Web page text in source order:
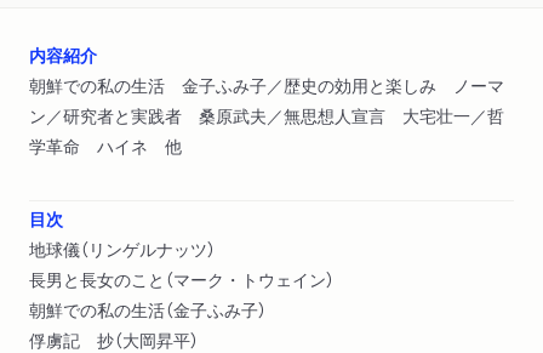
内容紹介
朝鮮での私の生活 金子ふみ子／歴史の効用と楽しみ ノーマ
ン／研究者と実践者 桑原武夫／無思想人宣言 大宅壮一／哲
学革命 ハイネ 他
目次
地球儀（リンゲルナッツ）
長男と長女のこと（マーク・トウェイン）
朝鮮での私の生活（金子ふみ子）
俘虜記 抄（大岡昇平）